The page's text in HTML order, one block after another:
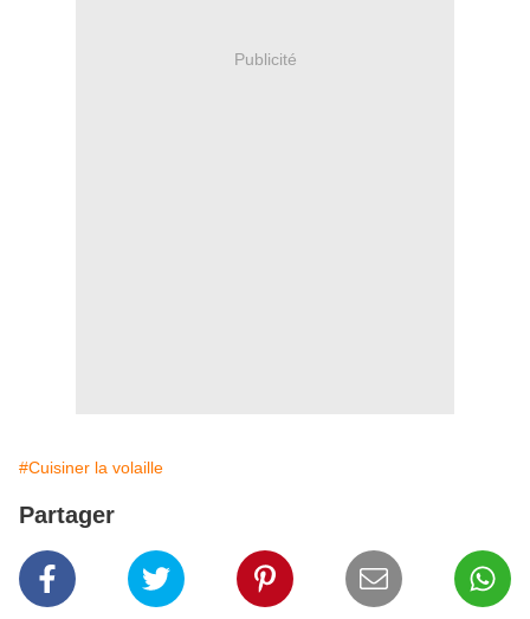
Publicité
#Cuisiner la volaille
Partager